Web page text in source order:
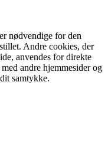
nødvendige for den
Andre cookies, der
anvendes for direkte
andre hjemmesider og
samtykke.